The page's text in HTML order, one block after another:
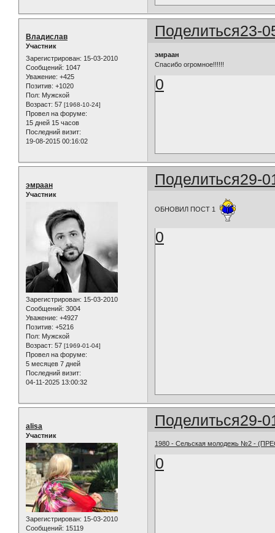
Поделиться23-
Владислав
Участник
Зарегистрирован: 15-03-2010
Сообщений: 1047
Уважение: +425
Позитив: +1020
Пол: Мужской
Возраст: 57 [1968-10-24]
Провел на форуме:
15 дней 15 часов
Последний визит:
19-08-2015 00:16:02
эмраан
Спасибо огромное!!!!!!
0
Поделиться29-
эмраан
Участник
Зарегистрирован: 15-03-2010
Сообщений: 3004
Уважение: +4927
Позитив: +5216
Пол: Мужской
Возраст: 57 [1969-01-04]
Провел на форуме:
5 месяцев 7 дней
Последний визит:
04-11-2025 13:00:32
ОБНОВИЛ ПОСТ 1
0
Поделиться29-
alisa
Участник
Зарегистрирован: 15-03-2010
Сообщений: 15119
1980 - Сельская молодежь №2 -
0